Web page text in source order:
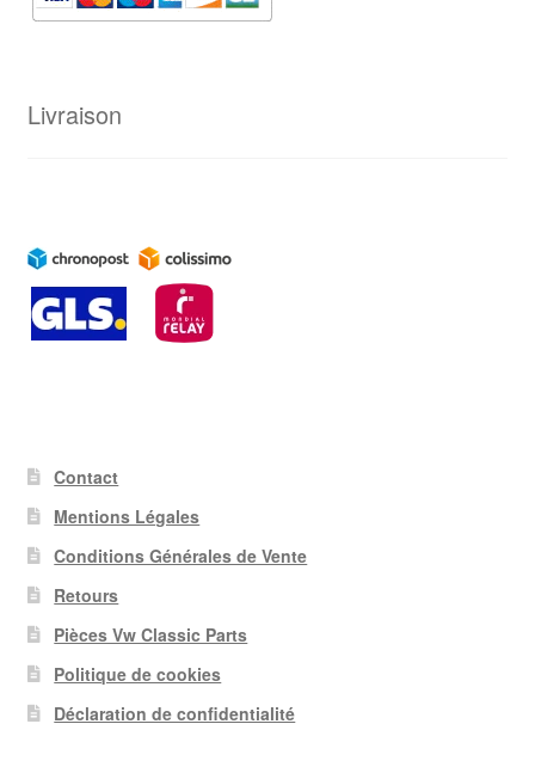
Livraison
Contact
Mentions Légales
Conditions Générales de Vente
Retours
Pièces Vw Classic Parts
Politique de cookies
Déclaration de confidentialité